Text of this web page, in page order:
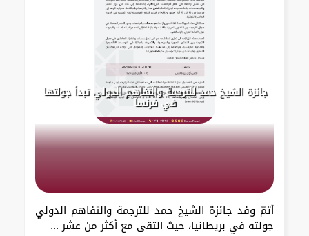
جائزة الشيخ حمد للترجمة والتفاهم الدولي تبدأ جولتها
في فرنسا
أتمّ وفد جائزة الشيخ حمد للترجمة والتفاهم الدولي
جولته في بريطانيا، حيث التقى مع أكثر من عشر ...